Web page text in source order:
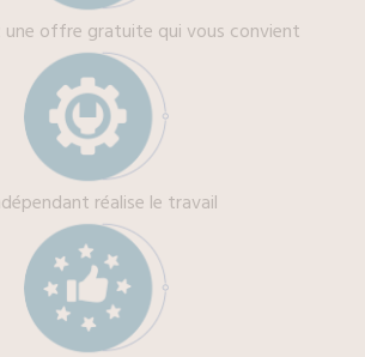
une offre gratuite qui vous convient
réalise le travail